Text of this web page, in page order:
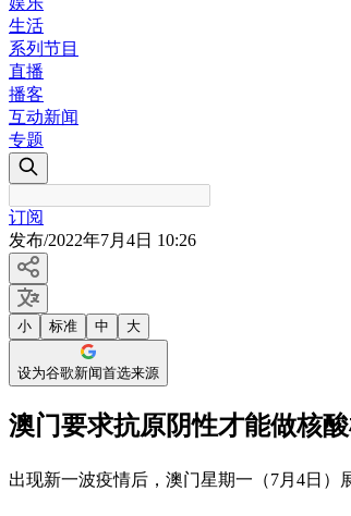
生活
系列节目
直播
播客
互动新闻
专题
订阅
发布/2022年7月4日 10:26
小 标准 中 大
设为谷歌新闻首选来源
澳门要求抗原阴性才能做核酸
出现新一波疫情后，澳门星期一（7月4日）